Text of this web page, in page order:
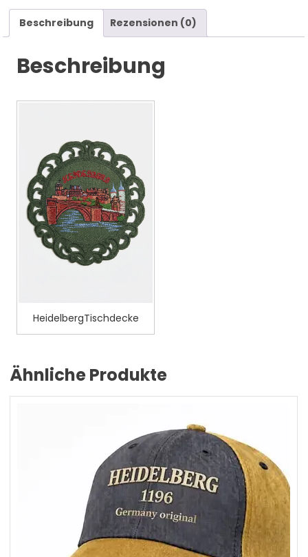
Beschreibung Rezensionen (0)
Beschreibung
HeidelbergTischdecke
Ähnliche Produkte